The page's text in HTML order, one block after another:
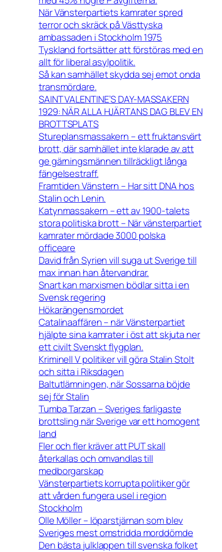
När Vänsterpartiets kamrater spred
terror och skräck på Västtyska
ambassaden i Stockholm 1975
Tyskland fortsätter att förstöras med en
allt för liberal asylpolitik.
Så kan samhället skydda sej emot onda
transmördare.
SAINT VALENTINE’S DAY-MASSAKERN
1929: NÄR ALLA HJÄRTANS DAG BLEV EN
BROTTSPLATS
Stureplansmassakern – ett fruktansvärt
brott, där samhället inte klarade av att
ge gärningsmännen tillräckligt långa
fängelsestraff.
Framtiden Vänstern – Har sitt DNA hos
Stalin och Lenin.
Katynmassakern – ett av 1900-talets
stora politiska brott – När vänsterpartiet
kamrater mördade 3000 polska
officeare
David från Syrien vill suga ut Sverige till
max innan han återvandrar.
Snart kan marxismen bödlar sitta i en
Svensk regering
Hökarängensmordet
Catalinaaffären – när Vänsterpartiet
hjälpte sina kamrater i öst att skjuta ner
ett civilt Svenskt flygplan.
Kriminell V politiker vill göra Stalin Stolt
och sitta i Riksdagen
Baltutlämningen, när Sossarna böjde
sej för Stalin
Tumba Tarzan – Sveriges farligaste
brottsling när Sverige var ett homogent
land
Fler och fler kräver att PUT skall
återkallas och omvandlas till
medborgarskap
Vänsterpartiets korrupta politiker gör
att vården fungera usel i region
Stockholm
Olle Möller – löparstjärnan som blev
Sveriges mest omstridda morddömde
Den bästa julklappen till svenska folket